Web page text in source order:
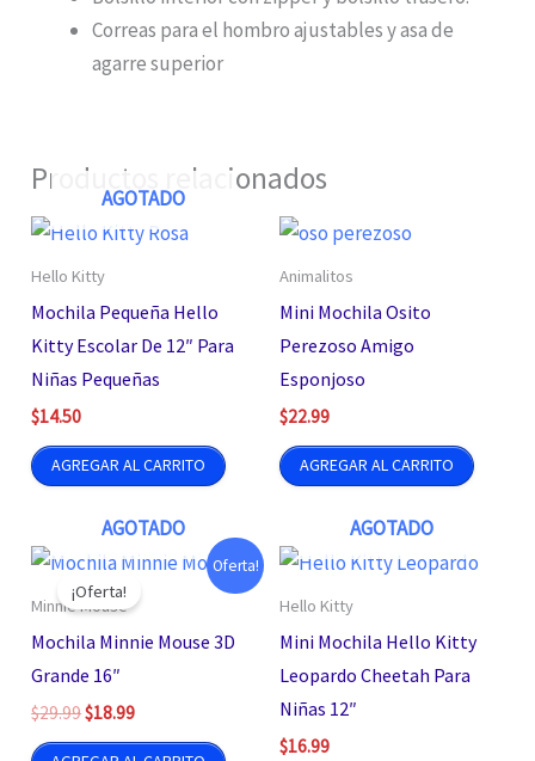
Correas para el hombro ajustables y asa de
agarre superior
Productos relacionados
AGOTADO
Hello Kitty
Mochila Pequeña Hello
Kitty Escolar De 12″ Para
Niñas Pequeñas
$14.50
AGREGAR AL CARRITO
Animalitos
Mini Mochila Osito
Perezoso Amigo
Esponjoso
$22.99
AGREGAR AL CARRITO
Oferta!
AGOTADO
¡Oferta!
Minnie Mouse
Mochila Minnie Mouse 3D
Grande 16″
$29.99El
$18.99El
AGOTADO
Hello Kitty
Mini Mochila Hello Kitty
Leopardo Cheetah Para
Niñas 12″
$16.99